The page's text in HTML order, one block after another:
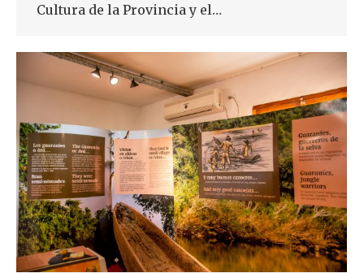
Cultura de la Provincia y el…